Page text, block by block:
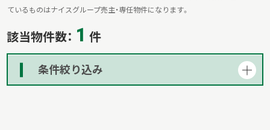
リフォームしたい
ているものはナイスグループ売主・専任物件になります。
該当物件数： 1 件
条件絞り込み